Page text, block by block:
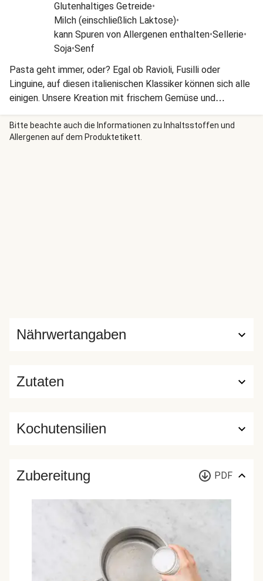
Glutenhaltiges Getreide•
Milch (einschließlich Laktose)•
kann Spuren von Allergenen enthalten•Sellerie•
Soja•Senf
Pasta geht immer, oder? Egal ob Ravioli, Fusilli oder
Linguine, auf diesen italienischen Klassiker können sich alle
einigen. Unsere Kreation mit frischem Gemüse und
cremiger Soße ist übrigens im Nu zubereitet. Mhmm in 3,2,1
...Bitte beachte auch die Informationen zu Inhaltsstoffen und
Allergenen auf dem Produktetikett.
Zutaten
Nährwertangaben
Kochutensilien
Zubereitung PDF